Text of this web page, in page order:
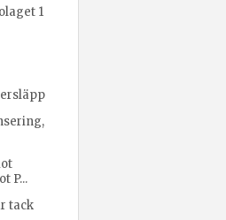
1
P...
tack